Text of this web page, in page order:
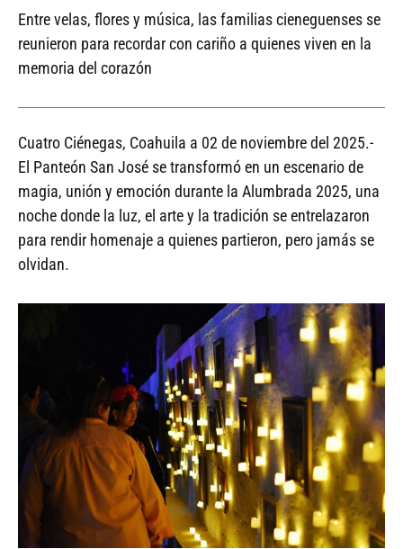
Entre velas, flores y música, las familias cieneguenses se
reunieron para recordar con cariño a quienes viven en la
memoria del corazón
Cuatro Ciénegas, Coahuila a 02 de noviembre del 2025.-
El Panteón San José se transformó en un escenario de
magia, unión y emoción durante la Alumbrada 2025, una
noche donde la luz, el arte y la tradición se entrelazaron
para rendir homenaje a quienes partieron, pero jamás se
olvidan.